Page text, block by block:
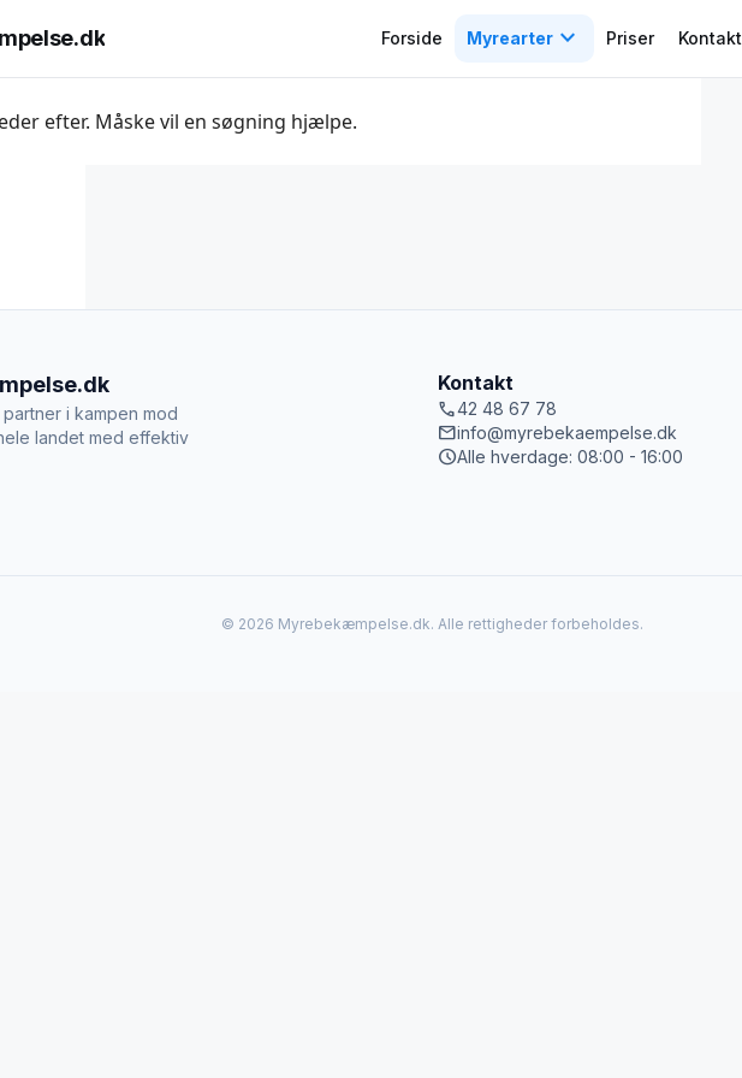
Forside Myrearter expand_more Priser Kontakt
efter. Måske vil en søgning hjælpe.
i kampen mod
landet med effektiv
Kontakt
call42 48 67 78
mailinfo@myrebekaempelse.dk
scheduleAlle hverdage: 08:00 - 16:00
© 2026 Myrebekæmpelse.dk. Alle rettigheder forbeholdes.